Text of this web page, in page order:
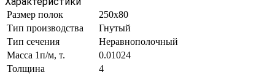
Размер полок
250х80
Тип производства
Гнутый
Тип сечения
Неравнополочный
Масса 1п/м, т.
0.01024
Толщина
4